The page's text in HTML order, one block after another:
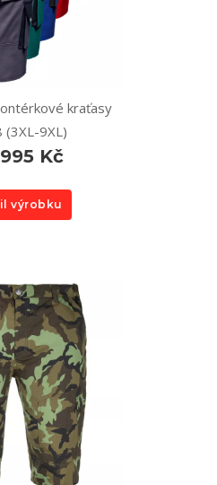
kraťasy
(3XL-9XL)
Kč
výrobku